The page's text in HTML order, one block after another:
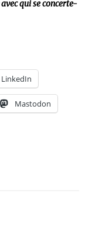
qui se concerte-
LinkedIn
Mastodon